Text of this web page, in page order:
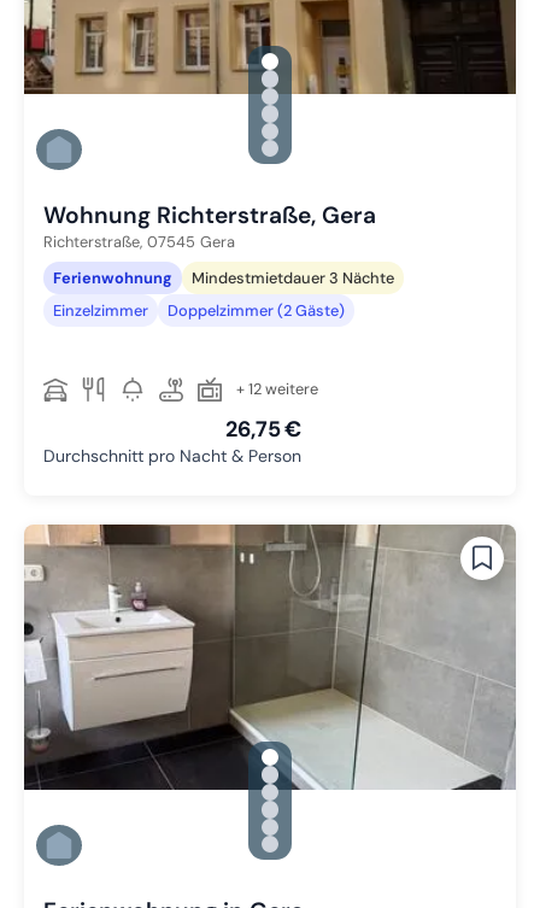
gallery.slide_selector
Zu Slide 1 wechseln
Zu Slide 2 wechseln
Zu Slide 3 wechseln
Zu Slide 4 wechseln
Zu Slide 5 wechseln
Zu Slide 6 wechseln
Wohnung Richterstraße, Gera
Richterstraße, 07545 Gera
Ferienwohnung
Mindestmietdauer 3 Nächte
Einzelzimmer
Doppelzimmer (2 Gäste)
+ 12 weitere
26,75 €
Durchschnitt pro Nacht & Person
gallery.slide_selector
Zu Slide 1 wechseln
Zu Slide 2 wechseln
Zu Slide 3 wechseln
Zu Slide 4 wechseln
Zu Slide 5 wechseln
Zu Slide 6 wechseln